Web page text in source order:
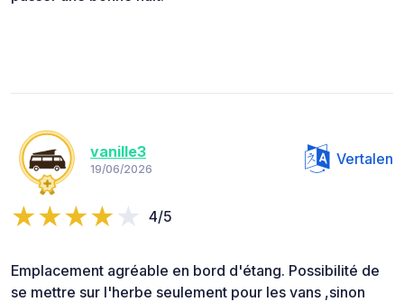
vanille3
19/06/2026
Vertalen
4/5
Emplacement agréable en bord d'étang. Possibilité de
se mettre sur l'herbe seulement pour les vans ,sinon